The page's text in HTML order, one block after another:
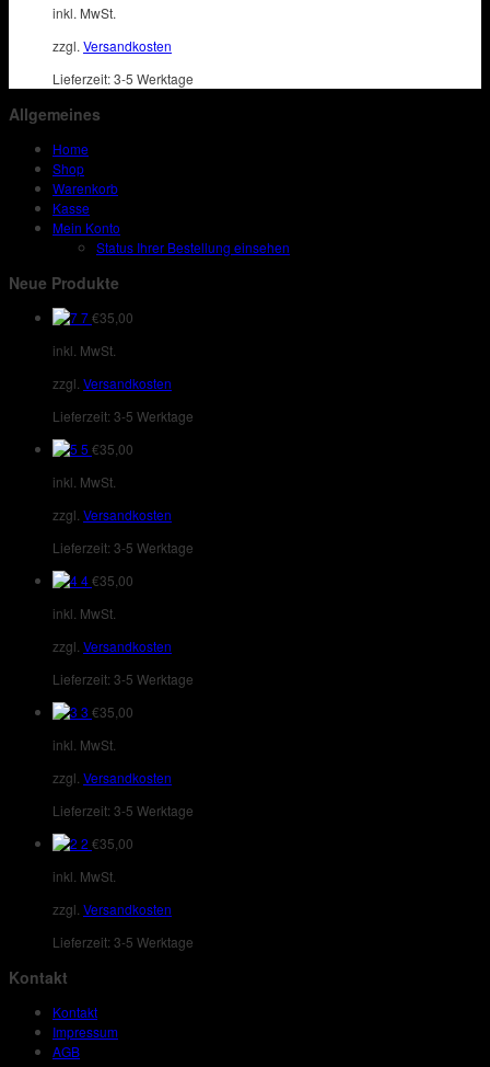
inkl. MwSt.
zzgl. Versandkosten
Lieferzeit:3-5 Werktage
Allgemeines
Home
Shop
Warenkorb
Kasse
Mein Konto
Status Ihrer Bestellung einsehen
Neue Produkte
7€35,00
inkl. MwSt.
zzgl. Versandkosten
Lieferzeit: 3-5 Werktage
5 €35,00
inkl. MwSt.
zzgl. Versandkosten
Lieferzeit: 3-5 Werktage
4€35,00
inkl. MwSt.
zzgl. Versandkosten
Lieferzeit: 3-5 Werktage
3 €35,00
inkl. MwSt.
zzgl. Versandkosten
Lieferzeit: 3-5 Werktage
2 €35,00
inkl. MwSt.
zzgl. Versandkosten
Lieferzeit: 3-5 Werktage
Kontakt
Kontakt
Impressum
AGB